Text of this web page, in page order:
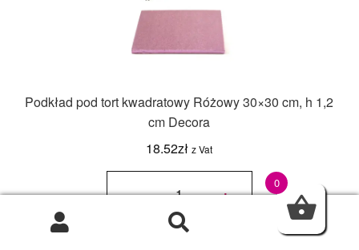
Podkład pod tort kwadratowy Różowy 30×30 cm, h 1,2
cm Decora
18.52zł z Vat
-
ilość
kwadratowy
Różowy +
Dodaj do koszyka
0